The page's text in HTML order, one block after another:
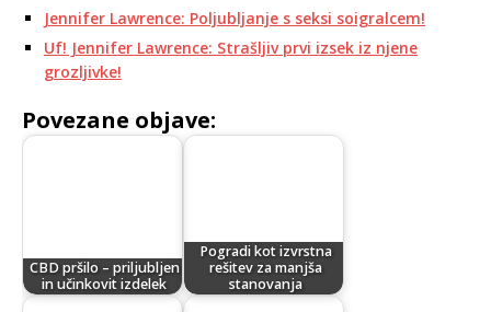
Jennifer Lawrence: Poljubljanje s seksi soigralcem!
Uf! Jennifer Lawrence: Strašljiv prvi izsek iz njene
grozljivke!
Povezane objave:
CBD pršilo – priljubljen
in učinkovit izdelek
Pogradi kot izvrstna
rešitev za manjša
stanovanja